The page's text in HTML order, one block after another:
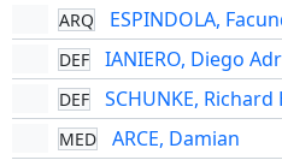
ARQ ESPINDOLA,
DEF IANIERO, Diego
DEF SCHUNKE,
MED ARCE, Damian